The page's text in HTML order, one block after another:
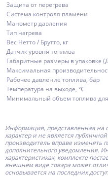
Защита от перегрева
Система контроля пламени
Манометр давления
Тип нагрева
Вес Нетто / Брутто, кг
Датчик уровня топлива
Габаритные размеры в
Максимальная
Рабочее давление топлива, бар
Температура на выходе, °С
Минимальный объем топлива для
Информация, представленная
характер и не является
производитель вправе изменять
дополнительного уведомления.
характеристиках, комплекте
внешнем виде товара может
основывается на последних